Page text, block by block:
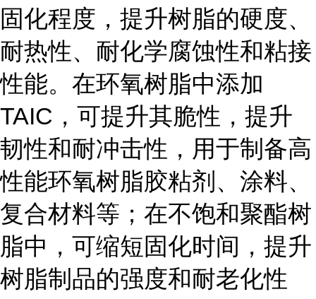
固化程度，提升树脂的硬度、
耐热性、耐化学腐蚀性和粘接
性能。在环氧树脂中添加
TAIC，可提升其脆性，提升
韧性和耐冲击性，用于制备高
性能环氧树脂胶粘剂、涂料、
复合材料等；在不饱和聚酯树
脂中，可缩短固化时间，提升
树脂制品的强度和耐老化性